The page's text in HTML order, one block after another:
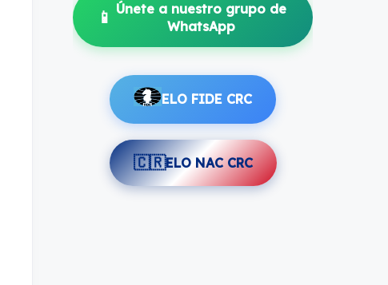
📱 Únete a nuestro grupo de
WhatsApp
ELO FIDE CRC
🇨🇷ELO NAC CRC